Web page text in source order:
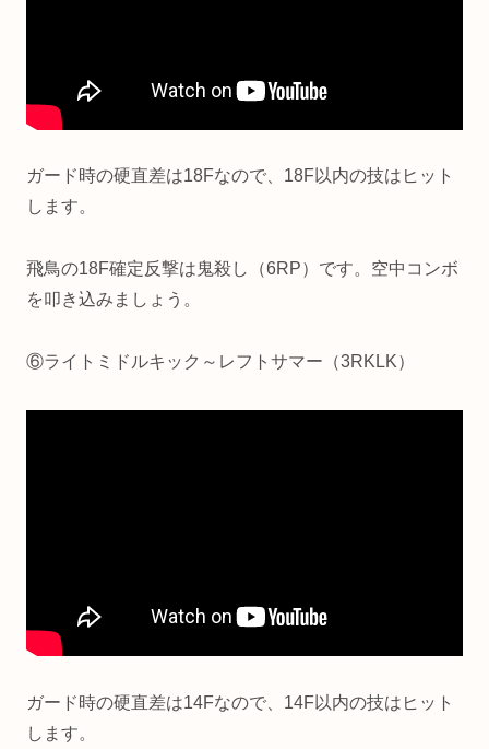
ガード時の硬直差は18Fなので、18F以内の技はヒット
します。
飛鳥の18F確定反撃は鬼殺し（6RP）です。空中コンボ
を叩き込みましょう。
⑥ライトミドルキック～レフトサマー（3RKLK）
ガード時の硬直差は14Fなので、14F以内の技はヒット
します。